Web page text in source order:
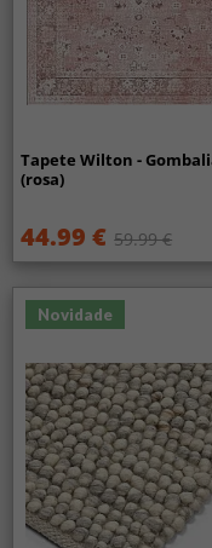
Tapete Wilton -
(rosa)
44.99 € 59.99 €
Novidade